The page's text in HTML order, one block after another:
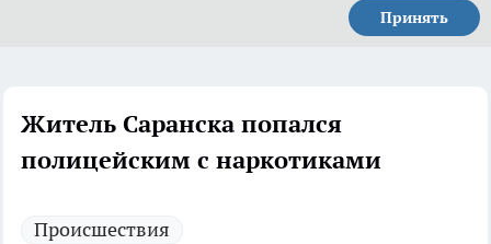
Принять
Житель Саранска попался
полицейским с наркотиками
Происшествия